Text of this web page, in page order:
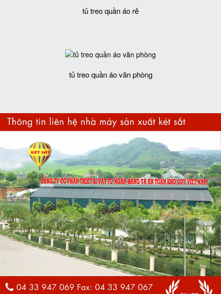
tủ treo quần áo rẻ
tủ treo quần áo văn phòng